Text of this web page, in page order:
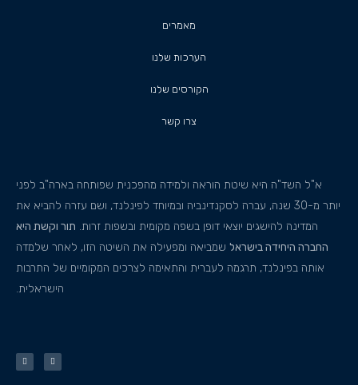
מאמרים
הערכות שלנו
הקורסים שלנו
צרו קשר
א"ל השד"ה היא שיטת הוראה ולמידה מהפכנית שפותחה בארה"ב לפני
יותר מ-30 שנה, עברה לסקנדינביה ובמיוחד לפינלנד, ושם עזרה להביא את
המדינה להישגים יוצאי דופן בשפה מקומית ובשפות זרות. תור וקשת היא
החברה היחידה בישראל שמביאה ומפעילה את השיטה הזו, לאחר שלמדה
אותה בפינלנד, תרגמה לעברית והתאימה לצרכים המקומיים של התרבות
הישראלית.